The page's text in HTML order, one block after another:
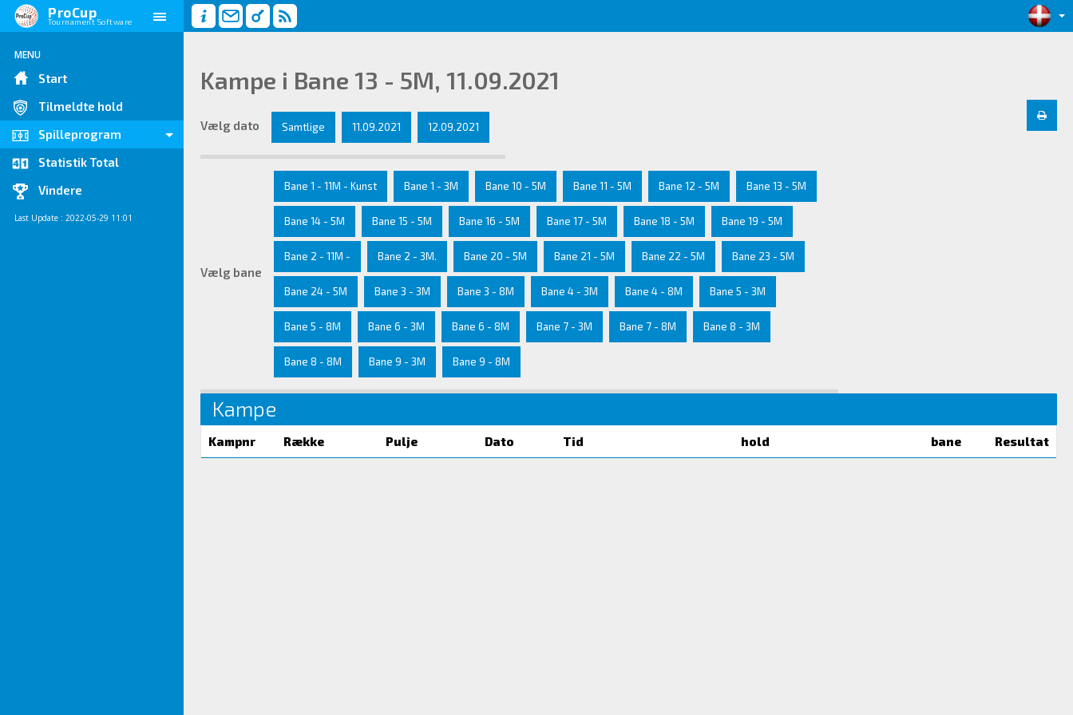
ProCup
Tournament Software
MENU
Start
Tilmeldte hold
Spilleprogram
Statistik Total
Vindere
Last Update : 2022-05-29 11:01
Kampe i Bane 13 - 5M, 11.09.2021
Vælg dato Samtlige 11.09.2021 12.09.2021
Vælg bane
Bane 1 - 11M - Kunst Bane 1 - 3M Bane 10 - 5M Bane 11 - 5M Bane 12 - 5M Bane 13 - 5M
Bane 14 - 5M Bane 15 - 5M Bane 16 - 5M Bane 17 - 5M Bane 18 - 5M Bane 19 - 5M
Bane 2 - 11M - Bane 2 - 3M. Bane 20 - 5M Bane 21 - 5M Bane 22 - 5M Bane 23 - 5M
Bane 24 - 5M Bane 3 - 3M Bane 3 - 8M Bane 4 - 3M Bane 4 - 8M Bane 5 - 3M
Bane 5 - 8M Bane 6 - 3M Bane 6 - 8M Bane 7 - 3M Bane 7 - 8M Bane 8 - 3M
Bane 8 - 8M Bane 9 - 3M Bane 9 - 8M
Kampe
Kampnr Række Pulje Dato Tid hold bane Resultat